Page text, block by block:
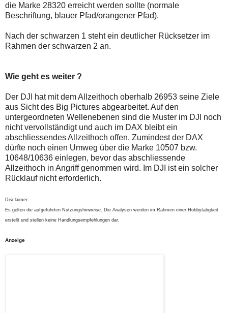
die Marke 28320 erreicht werden sollte (normale
Beschriftung, blauer Pfad/orangener Pfad).
Nach der schwarzen 1 steht ein deutlicher Rücksetzer im
Rahmen der schwarzen 2 an.
Wie geht es weiter ?
Der DJI hat mit dem Allzeithoch oberhalb 26953 seine Ziele
aus Sicht des Big Pictures abgearbeitet. Auf den
untergeordneten Wellenebenen sind die Muster im DJI noch
nicht vervollständigt und auch im DAX bleibt ein
abschliessendes Allzeithoch offen. Zumindest der DAX
dürfte noch einen Umweg über die Marke 10507 bzw.
10648/10636 einlegen, bevor das abschliessende
Allzeithoch in Angriff genommen wird. Im DJI ist ein solcher
Rücklauf nicht erforderlich.
Disclaimer:
Es gelten die aufgeführten Nutzungshinweise. Die Analysen werden im Rahmen einer Hobbytätigkeit
erstellt und stellen keine Handlungsempfehlungen dar.
Anzeige